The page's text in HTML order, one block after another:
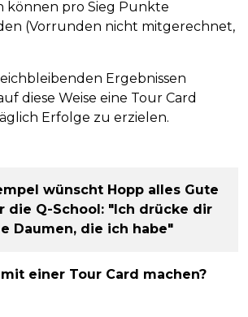
können pro Sieg Punkte
(Vorrunden nicht mitgerechnet,
Ergebnissen
diese Weise eine Tour Card
Erfolge zu erzielen.
wünscht Hopp alles Gute
die Q-School: "Ich drücke dir
Daumen, die ich habe"
einer Tour Card machen?